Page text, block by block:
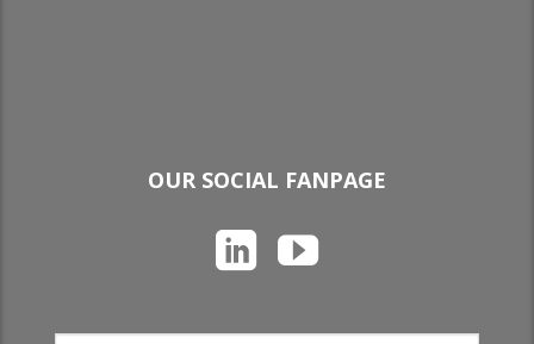
OUR SOCIAL FANPAGE